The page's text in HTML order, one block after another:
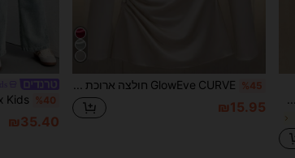
%45
₪15.95
%40
₪35.40